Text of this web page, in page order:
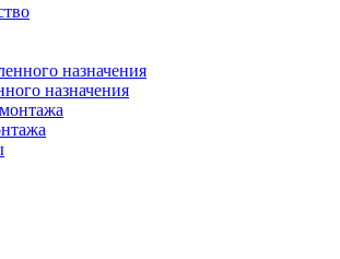
назначения